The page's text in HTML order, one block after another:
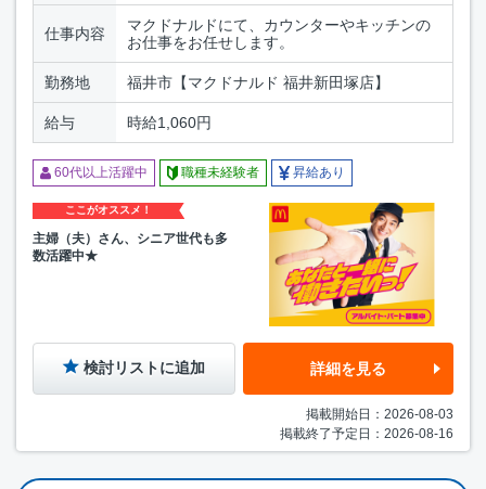
仕事内容
マクドナルドにて、カウンターやキッチンの
お仕事をお任せします。
勤務地 福井市【マクドナルド 福井新田塚店】
給与 時給1,060円
60代以上活躍中 職種未経験者 昇給あり
ここがオススメ！
主婦（夫）さん、シニア世代も多
数活躍中★
検討リストに追加 詳細を見る
掲載開始日：2026-08-03
掲載終了予定日：2026-08-16